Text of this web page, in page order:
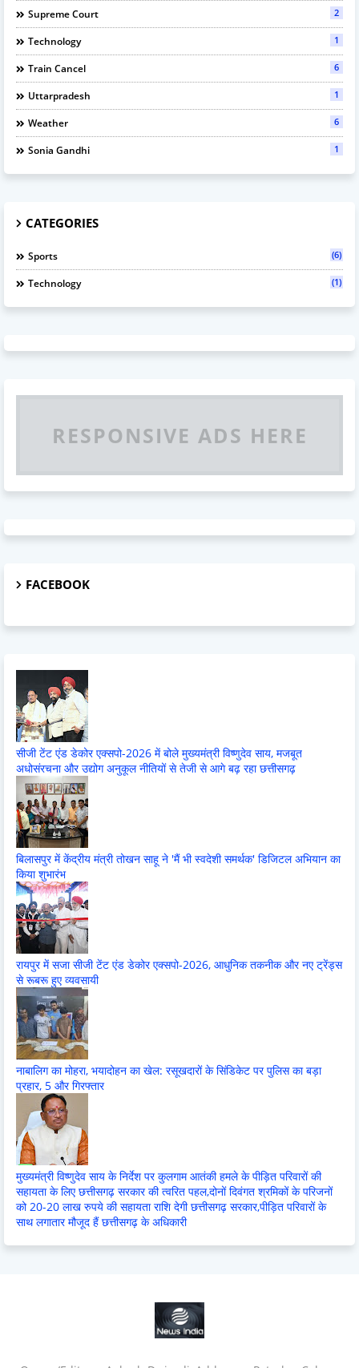
Supreme Court 2
Technology 1
Train Cancel 6
Uttarpradesh 1
Weather 6
Sonia Gandhi 1
CATEGORIES
Sports (6)
Technology (1)
RESPONSIVE ADS HERE
FACEBOOK
सीजी टेंट एंड डेकोर एक्सपो-2026 में बोले मुख्यमंत्री विष्णुदेव साय, मजबूत
अधोसंरचना और उद्योग अनुकूल नीतियों से तेजी से आगे बढ़ रहा छत्तीसगढ़
बिलासपुर में केंद्रीय मंत्री तोखन साहू ने 'मैं भी स्वदेशी समर्थक' डिजिटल अभियान का
किया शुभारंभ
रायपुर में सजा सीजी टेंट एंड डेकोर एक्सपो-2026, आधुनिक तकनीक और नए ट्रेंड्स
से रूबरू हुए व्यवसायी
नाबालिग का मोहरा, भयादोहन का खेल: रसूखदारों के सिंडिकेट पर पुलिस का बड़ा
प्रहार, 5 और गिरफ्तार
मुख्यमंत्री विष्णुदेव साय के निर्देश पर कुलगाम आतंकी हमले के पीड़ित परिवारों की
सहायता के लिए छत्तीसगढ़ सरकार की त्वरित पहल,दोनों दिवंगत श्रमिकों के परिजनों
को 20-20 लाख रुपये की सहायता राशि देगी छत्तीसगढ़ सरकार,पीड़ित परिवारों के
साथ लगातार मौजूद हैं छत्तीसगढ़ के अधिकारी